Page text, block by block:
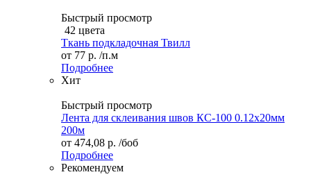
Быстрый просмотр
42 цвета
Ткань подкладочная Твилл
от 77 р. /п.м
Подробнее
Хит
Быстрый просмотр
Лента для склеивания швов КС-100 0.12х20мм
200м
от 474,08 р. /боб
Подробнее
Рекомендуем